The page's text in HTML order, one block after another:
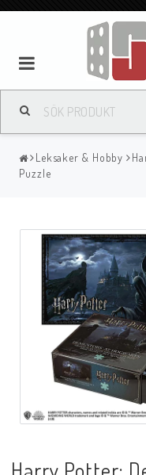
Leksaker & Hobby
Puzzle
Harry Potter: